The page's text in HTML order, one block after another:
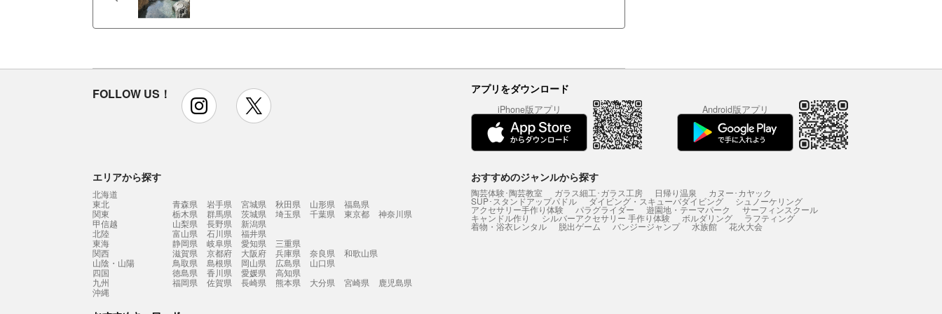
FOLLOW US！ instagram アプリをダウンロード
iPhone版アプリ Android版アプリ
エリアから探す
北海道
東北
青森県 岩手県 宮城県 秋田県 山形県
福島県
関東
栃木県 群馬県 茨城県 埼玉県 千葉県 東京都
神奈川県
甲信越
山梨県 長野県
新潟県
北陸
富山県 石川県
福井県
東海
静岡県 岐阜県 愛知県
三重県
関西
滋賀県 京都府 大阪府 兵庫県 奈良県
和歌山県
山陰・山陽
鳥取県 島根県 岡山県 広島県
山口県
四国
徳島県 香川県 愛媛県
高知県
九州
福岡県 佐賀県 長崎県 熊本県 大分県 宮崎県
鹿児島県
沖縄
おすすめのジャンルから探す
陶芸体験･陶芸教室 ガラス細工･ガラス工房 日帰り温泉 カヌー･カヤック
SUP･スタンドアップパドル ダイビング・スキューバダイビング シュノーケリング
アクセサリー手作り体験 パラグライダー 遊園地・テーマパーク サーフィンスクール
キャンドル作り シルバーアクセサリー 手作り体験 ボルダリング ラフティング
着物・浴衣レンタル 脱出ゲーム バンジージャンプ 水族館 花火大会